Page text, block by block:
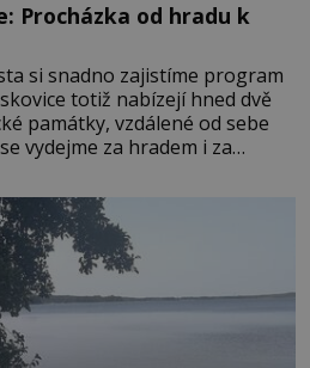
Procházka od hradu k
si snadno zajistíme program
totiž nabízejí hned dvě
památky, vzdálené od sebe
vydejme za hradem i za
vrchoviny vznikla někdy
1313 kronikáři zaznamenali